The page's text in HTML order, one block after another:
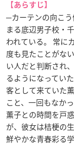
【あらすじ】
─カーテンの向こ
まる底辺男子校・
われている。 常に
度も見たことがな
い人だと判断され
るようになってい
客として来ていた
こと、一回もなか
薫子との時間を戸
が、彼女は桔梗の
鮮やかな青春彩る学